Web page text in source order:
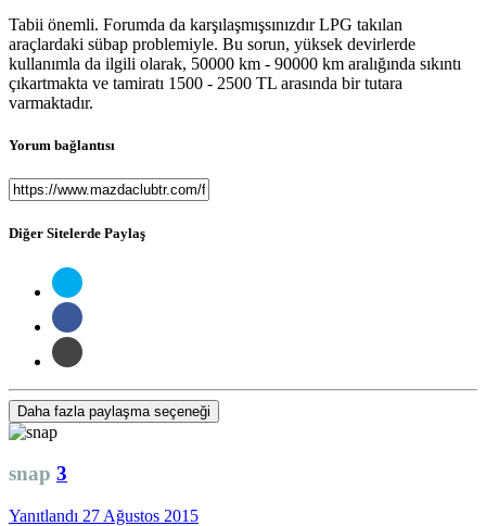
Tabii önemli. Forumda da karşılaşmışsınızdır LPG takılan
araçlardaki sübap problemiyle. Bu sorun, yüksek devirlerde
kullanımla da ilgili olarak, 50000 km - 90000 km aralığında sıkıntı
çıkartmakta ve tamiratı 1500 - 2500 TL arasında bir tutara
varmaktadır.
Yorum bağlantısı
Diğer Sitelerde Paylaş
Daha fazla paylaşma seçeneği
snap 3
Yanıtlandı 27 Ağustos 2015